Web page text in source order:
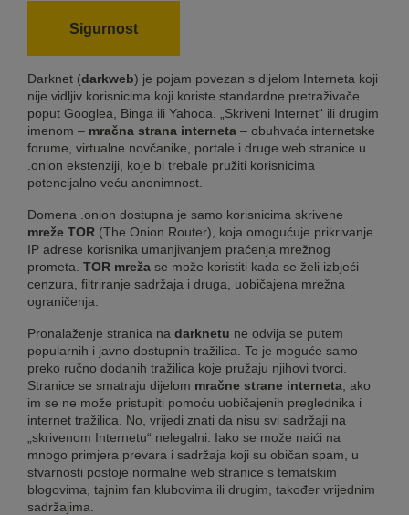
Sigurnost
Darknet (darkweb) je pojam povezan s dijelom Interneta koji
nije vidljiv korisnicima koji koriste standardne pretraživače
poput Googlea, Binga ili Yahooa. „Skriveni Internet“ ili drugim
imenom – mračna strana interneta – obuhvaća internetske
forume, virtualne novčanike, portale i druge web stranice u
.onion ekstenziji, koje bi trebale pružiti korisnicima
potencijalno veću anonimnost.
Domena .onion dostupna je samo korisnicima skrivene
mreže TOR (The Onion Router), koja omogućuje prikrivanje
IP adrese korisnika umanjivanjem praćenja mrežnog
prometa. TOR mreža se može koristiti kada se želi izbjeći
cenzura, filtriranje sadržaja i druga, uobičajena mrežna
ograničenja.
Pronalaženje stranica na darknetu ne odvija se putem
popularnih i javno dostupnih tražilica. To je moguće samo
preko ručno dodanih tražilica koje pružaju njihovi tvorci.
Stranice se smatraju dijelom mračne strane interneta , ako
im se ne može pristupiti pomoću uobičajenih preglednika i
internet tražilica. No, vrijedi znati da nisu svi sadržaji na
„skrivenom Internetu“ nelegalni. Iako se može naići na
mnogo primjera prevara i sadržaja koji su običan spam, u
stvarnosti postoje normalne web stranice s tematskim
blogovima, tajnim fan klubovima ili drugim, također vrijednim
sadržajima.